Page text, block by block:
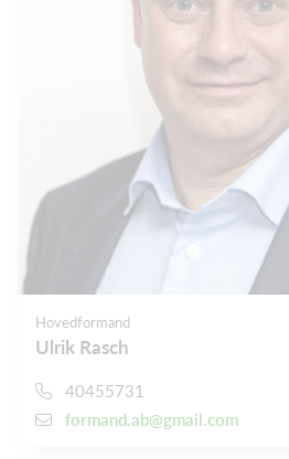
Hovedformand
Ulrik Rasch
40455731
formand.ab@gmail.com